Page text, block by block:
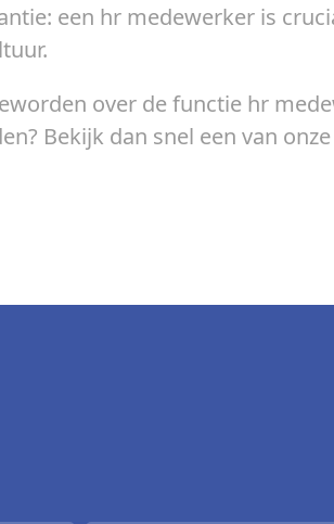
een hr medewerker is
over de functie hr
Bekijk dan snel een van